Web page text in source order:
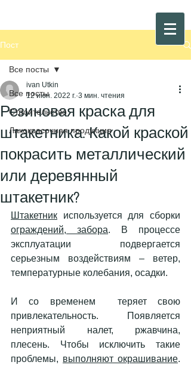
Пост
Все посты
Строительство
Лакокрасочная продукция
Все посты
Резиновая краска для
штакетника. Какой краской
покрасить металлический
или деревянный
штакетник?
ivan Utkin
12 июн. 2022 г. 3 мин. чтения
Штакетник
ограждений, забора. В процессе
эксплуатации подвергается
серьезным воздействиям – ветер,
температурные колебания, осадки.
И со временем  теряет свою
привлекательность. Появляется
неприятный налет, ржавчина,
плесень. Чтобы исключить такие
проблемы, выполняют окрашивание.